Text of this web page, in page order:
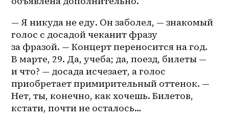
— Я никуда не еду. Он заболел, — знакомый
голос с досадой чеканит фразу
за фразой. — Концерт переносится на год.
В марте, 29. Да, учеба; да, поезд, билеты —
и что? — досада исчезает, а голос
приобретает примирительный оттенок. —
Нет, ты, конечно, как хочешь. Билетов,
кстати, почти не осталось…